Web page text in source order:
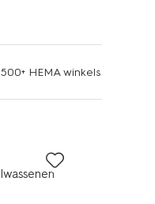
HEMA winkels